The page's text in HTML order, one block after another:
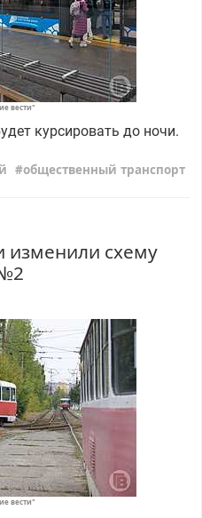
вести"
курсировать до ночи.
общественный транспорт
изменили схему
вести"